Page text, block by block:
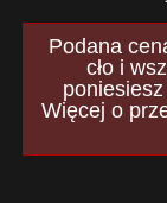
Podana
cło i
Więcej o